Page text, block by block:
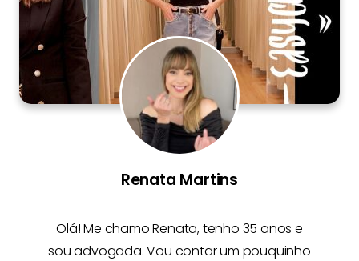
Renata Martins
Olá! Me chamoRenata, tenho 35 anos e
sou advogada. Vou contar um pouquinho